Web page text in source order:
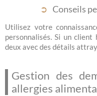
Conseils
Utilisez votre
personnalisés. Si un
deux avec des détails
Gestion des
allergies